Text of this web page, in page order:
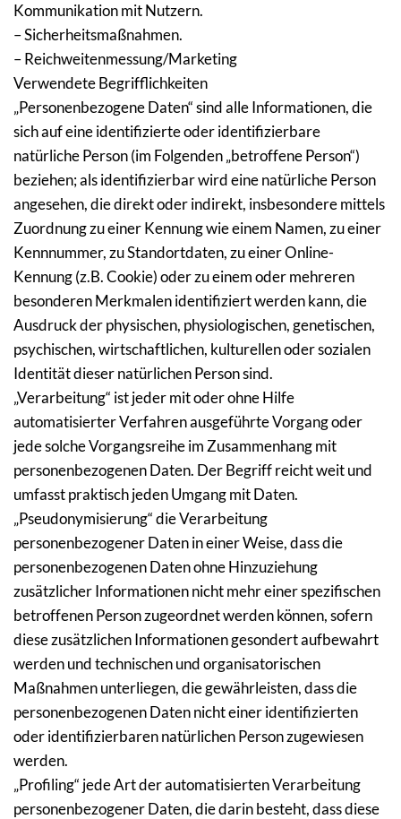
Kommunikation mit Nutzern.
– Sicherheitsmaßnahmen.
– Reichweitenmessung/Marketing
Verwendete Begrifflichkeiten
„Personenbezogene Daten“ sind alle Informationen, die
sich auf eine identifizierte oder identifizierbare
natürliche Person (im Folgenden „betroffene Person“)
beziehen; als identifizierbar wird eine natürliche Person
angesehen, die direkt oder indirekt, insbesondere mittels
Zuordnung zu einer Kennung wie einem Namen, zu einer
Kennnummer, zu Standortdaten, zu einer Online-
Kennung (z.B. Cookie) oder zu einem oder mehreren
besonderen Merkmalen identifiziert werden kann, die
Ausdruck der physischen, physiologischen, genetischen,
psychischen, wirtschaftlichen, kulturellen oder sozialen
Identität dieser natürlichen Person sind.
„Verarbeitung“ ist jeder mit oder ohne Hilfe
automatisierter Verfahren ausgeführte Vorgang oder
jede solche Vorgangsreihe im Zusammenhang mit
personenbezogenen Daten. Der Begriff reicht weit und
umfasst praktisch jeden Umgang mit Daten.
„Pseudonymisierung“ die Verarbeitung
personenbezogener Daten in einer Weise, dass die
personenbezogenen Daten ohne Hinzuziehung
zusätzlicher Informationen nicht mehr einer spezifischen
betroffenen Person zugeordnet werden können, sofern
diese zusätzlichen Informationen gesondert aufbewahrt
werden und technischen und organisatorischen
Maßnahmen unterliegen, die gewährleisten, dass die
personenbezogenen Daten nicht einer identifizierten
oder identifizierbaren natürlichen Person zugewiesen
werden.
„Profiling“ jede Art der automatisierten Verarbeitung
personenbezogener Daten, die darin besteht, dass diese